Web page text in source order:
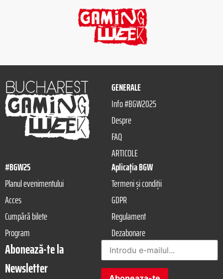
GENERALE
Info #BGW2025
Despre
FAQ
ARTICOLE
#BGW25
Planul evenimentului
Acces
Cumpără bilete
Program
Aplicația BGW
Termeni și condiții
GDPR
Regulament
Dezabonare
Abonează-te la
Newsletter